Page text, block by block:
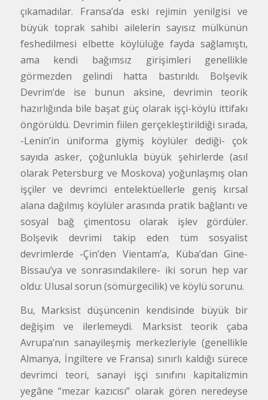
çıkamadılar. Fransa’da eski rejimin yenilgisi ve
büyük toprak sahibi ailelerin sayısız mülkünün
feshedilmesi elbette köylülüğe fayda sağlamıştı,
ama kendi bağımsız girişimleri genellikle
görmezden gelindi hatta bastırıldı. Bolşevik
Devrim’de ise bunun aksine, devrimin teorik
hazırlığında bile başat güç olarak işçi-köylü ittifakı
öngörüldü. Devrimin fiilen gerçekleştirildiği sırada,
-Lenin’in üniforma giymiş köylüler dediği- çok
sayıda asker, çoğunlukla büyük şehirlerde (asıl
olarak Petersburg ve Moskova) yoğunlaşmış olan
işçiler ve devrimci entelektüellerle geniş kırsal
alana dağılmış köylüler arasında pratik bağlantı ve
sosyal bağ çimentosu olarak işlev gördüler.
Bolşevik devrimi takip eden tüm sosyalist
devrimlerde -Çin’den Vientam’a, Küba’dan Gine-
Bissau’ya ve sonrasındakilere- iki sorun hep var
oldu: Ulusal sorun (sömürgecilik) ve köylü sorunu.
Bu, Marksist düşüncenin kendisinde büyük bir
değişim ve ilerlemeydi. Marksist teorik çaba
Avrupa’nın sanayileşmiş merkezleriyle (genellikle
Almanya, İngiltere ve Fransa) sınırlı kaldığı sürece
devrimci teori, sanayi işçi sınıfını kapitalizmin
yegâne “mezar kazıcısı” olarak gören neredeyse